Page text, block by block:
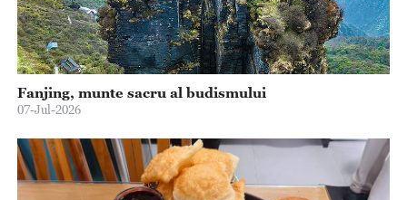
Fanjing, munte sacru al budismului
07-Jul-2026